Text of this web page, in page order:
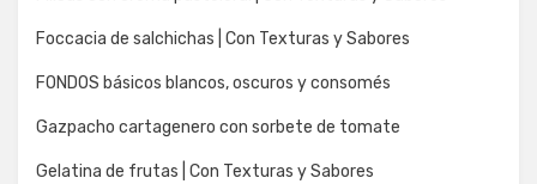
Foccacia de salchichas | Con Texturas y Sabores
FONDOS básicos blancos, oscuros y consomés
Gazpacho cartagenero con sorbete de tomate
Gelatina de frutas | Con Texturas y Sabores